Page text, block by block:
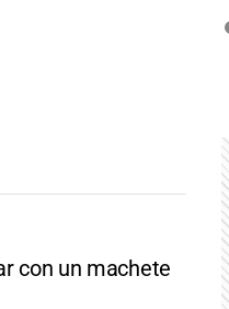
con un machete